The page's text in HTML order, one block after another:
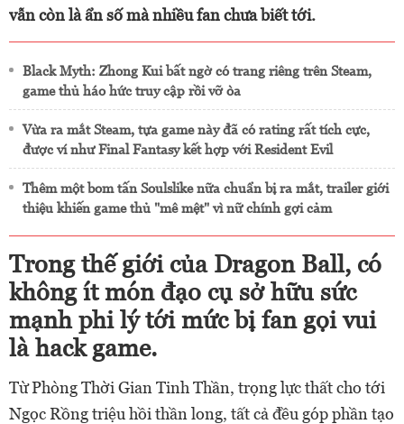
vẫn còn là ẩn số mà nhiều fan chưa biết tới.
Black Myth: Zhong Kui bất ngờ có trang riêng trên Steam,
game thủ háo hức truy cập rồi vỡ òa
Vừa ra mắt Steam, tựa game này đã có rating rất tích cực,
được ví như Final Fantasy kết hợp với Resident Evil
Thêm một bom tấn Soulslike nữa chuẩn bị ra mắt, trailer giới
thiệu khiến game thủ "mê mệt" vì nữ chính gợi cảm
Trong thế giới của Dragon Ball, có
không ít món đạo cụ sở hữu sức
mạnh phi lý tới mức bị fan gọi vui
là hack game.
Từ Phòng Thời Gian Tinh Thần, trọng lực thất cho tới
Ngọc Rồng triệu hồi thần long, tất cả đều góp phần tạo